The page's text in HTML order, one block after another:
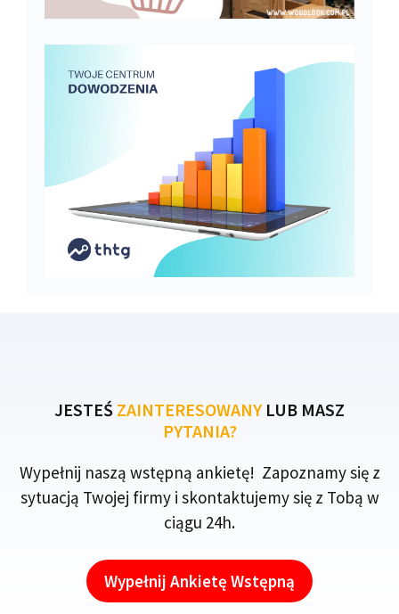
JESTEŚ ZAINTERESOWANY LUB MASZ
PYTANIA?
Wypełnij naszą wstępną ankietę! Zapoznamy się z
sytuacją Twojej firmy i skontaktujemy się z Tobą w
ciągu 24h.
Wypełnij Ankietę Wstępną